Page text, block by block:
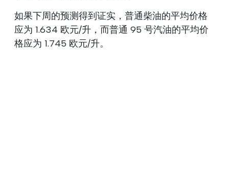
如果下周的预测得到证实，普通柴油的平均价格
应为 1.634 欧元/升，而普通 95 号汽油的平均价
格应为 1.745 欧元/升。